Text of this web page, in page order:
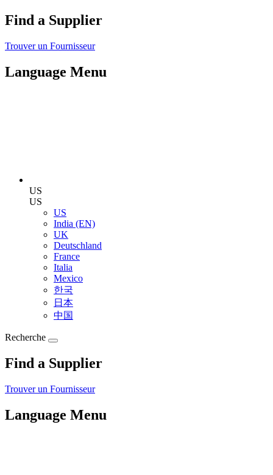
Find a Supplier
Trouver un Fournisseur
Language Menu
US
US
US
India (EN)
UK
Deutschland
France
Italia
Mexico
한국
日本
中国
Recherche
Find a Supplier
Trouver un Fournisseur
Language Menu